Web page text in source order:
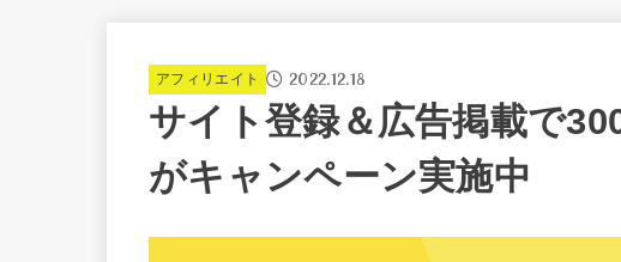
アフィリエイト 2022.12.18
サイト登録＆広告掲載で
がキャンペーン実施中